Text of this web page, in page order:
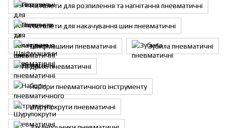
Пістолети для розпилення та нагнітання пневматичні
Пістолети для накачування шин пневматичні
Шліфмашини пневматичні Зубила пневматичні
Дрилі пневматичні
Набори пневматичного інструменту
Шурупокрути пневматичні